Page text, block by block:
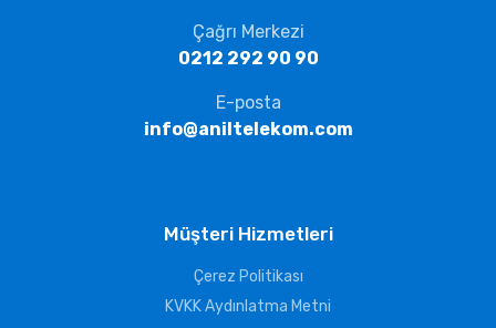
Çağrı Merkezi
0212 292 90 90
E-posta
info@aniltelekom.com
Müşteri Hizmetleri
Çerez Politikası
KVKK Aydınlatma Metni